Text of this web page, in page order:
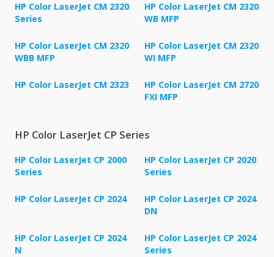
HP Color LaserJet CM 2320
Series
HP Color LaserJet CM 2320
WB MFP
HP Color LaserJet CM 2320
WBB MFP
HP Color LaserJet CM 2320
WI MFP
HP Color LaserJet CM 2323
HP Color LaserJet CM 2720
FXI MFP
HP Color LaserJet CP Series
HP Color LaserJet CP 2000
Series
HP Color LaserJet CP 2020
Series
HP Color LaserJet CP 2024
HP Color LaserJet CP 2024
DN
HP Color LaserJet CP 2024
N
HP Color LaserJet CP 2024
Series